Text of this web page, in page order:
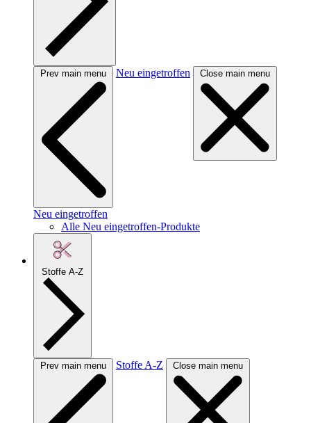
Prev main menu Neu eingetroffen Close main menu
Neu eingetroffen
Alle Neu eingetroffen-Produkte
Stoffe A-Z
Prev main menu Stoffe A-Z Close main menu